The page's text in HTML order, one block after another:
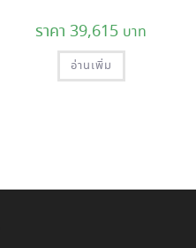
39,615
อ่านเพิ่ม